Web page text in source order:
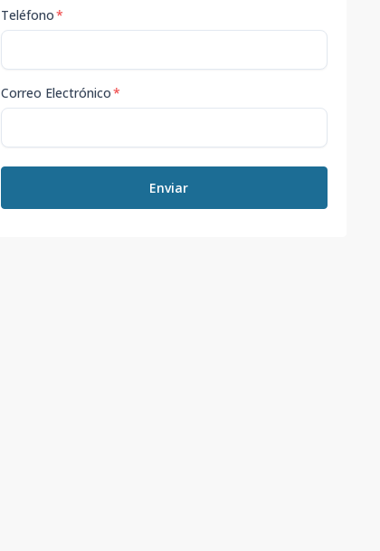
Teléfono*
Correo Electrónico*
Enviar